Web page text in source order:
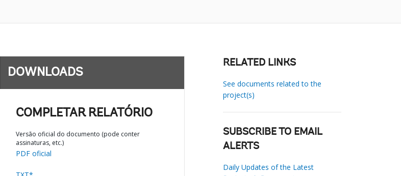
DOWNLOADS
COMPLETAR RELATÓRIO
Versão oficial do documento (pode conter
assinaturas, etc.)
PDF oficial
RELATED LINKS
See documents related to the
project(s)
SUBSCRIBE TO EMAIL
ALERTS
Daily Updates of the Latest